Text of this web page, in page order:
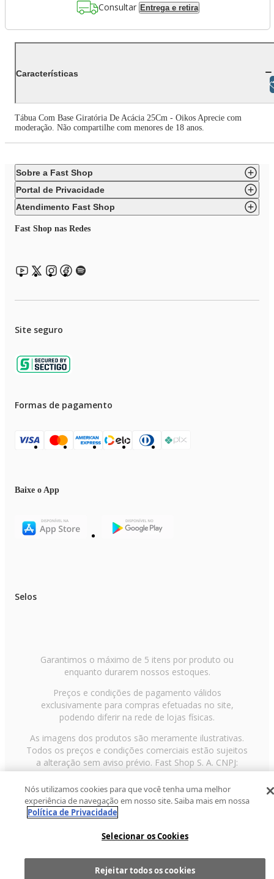
Consultar Entrega e retira
Características
Tábua Com Base Giratória De Acácia 25Cm - Oikos Aprecie com
moderação. Não compartilhe com menores de 18 anos.
Sobre a Fast Shop
Portal de Privacidade
Atendimento Fast Shop
Fast Shop nas Redes
Site seguro
Formas de pagamento
Baixe o App
Selos
Garantimos o máximo de 5 itens por produto ou
enquanto durarem nossos estoques.
Preços e condições de pagamento válidos
exclusivamente para compras efetuadas no site,
podendo diferir na rede de lojas físicas.
As imagens dos produtos são meramente ilustrativas.
Todos os preços e condições comerciais estão sujeitos
a alteração sem aviso prévio. Fast Shop S. A. CNPJ:
43.708.379/0001-00
Avenida Zaki Narchi, nº 1650, sobreloja, Carandiru, São
Paulo/SP, CEP 02029-001, Telefone: 11 3003-3728 ©
2013 Fast Shop - Todos os direitos reservados
Nós utilizamos cookies para que você tenha uma melhor
experiência de navegação em nosso site. Saiba mais em nossa
Política de Privacidade
Selecionar os Cookies
Rejeitar todos os cookies